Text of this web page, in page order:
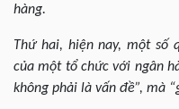
hàng.
Thứ hai, hiện nay, một số
của một tổ chức với ngân
không phải là vấn đề”, mà